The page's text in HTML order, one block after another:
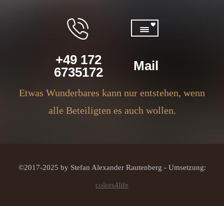
+49 172
6735172
Mail
Etwas Wunderbares kann nur entstehen, wenn
alle Beteiligten es auch wollen.
©2017-2025 by Stefan Alexander Rautenberg - Umsetzung:
colors4life